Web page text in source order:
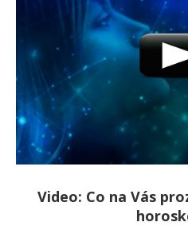
Video: Co na Vás